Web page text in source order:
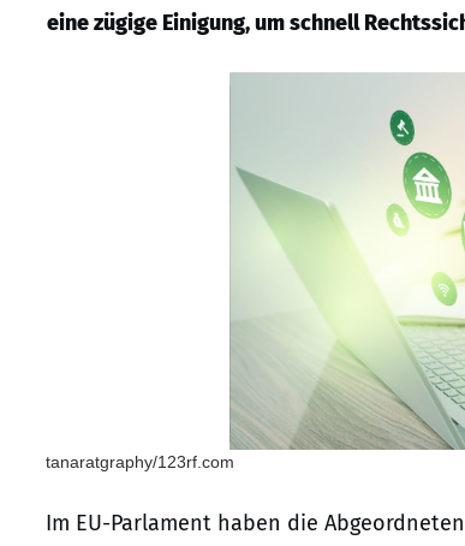
eine zügige Einigung, um schnell
tanaratgraphy/123rf.com
Im EU-Parlament haben die